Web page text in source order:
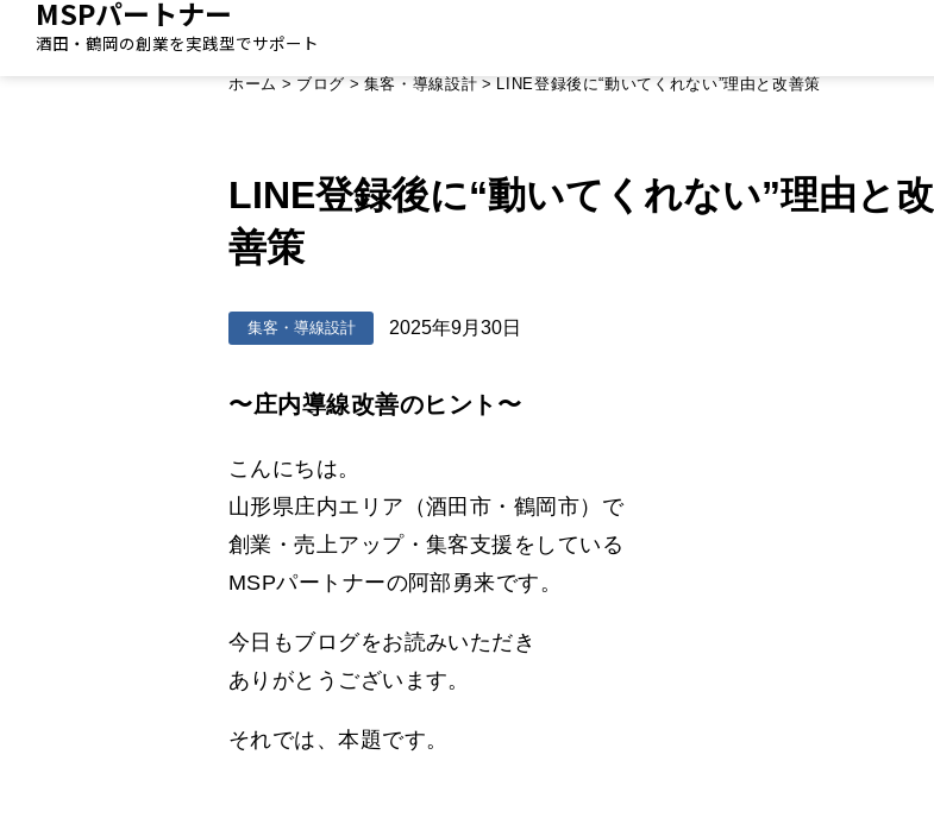
MSPパートナー
酒田・鶴岡の創業を実践型でサポート
ホーム > ブログ> 集客・導線設計 > LINE登録後に“動いてくれない”理由と改善策
LINE登録後に“動いてくれない”理由と改
善策
集客・導線設計 2025年9月30日
〜庄内導線改善のヒント〜
こんにちは。
山形県庄内エリア（酒田市・鶴岡市）で
創業・売上アップ・集客支援をしている
MSPパートナーの阿部勇来です。
今日もブログをお読みいただき
ありがとうございます。
それでは、本題です。